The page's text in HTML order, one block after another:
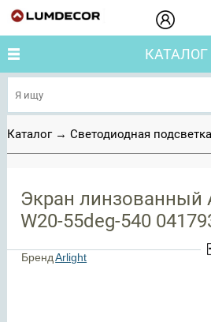
КАТАЛОГ
Каталог→ Светодиодная подсветка
Экран линзованный
W20-55deg-540
БрендArlight